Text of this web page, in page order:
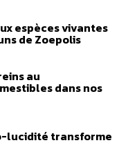
espèces vivantes
de Zoepolis
au
dans nos
lucidité transforme